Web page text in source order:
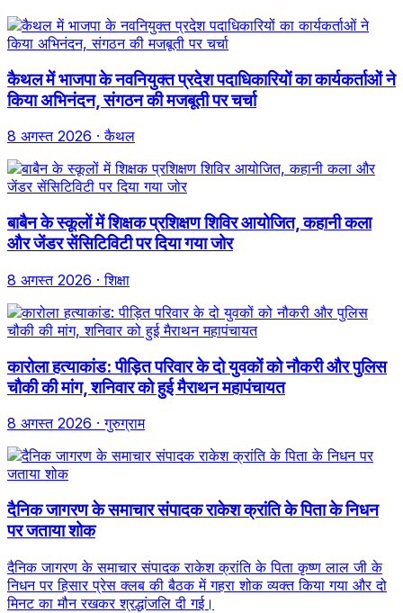
कैथल में भाजपा के नवनियुक्त प्रदेश पदाधिकारियों का कार्यकर्ताओं ने
किया अभिनंदन, संगठन की मजबूती पर चर्चा
8 अगस्त 2026 · कैथल
बाबैन के स्कूलों में शिक्षक प्रशिक्षण शिविर आयोजित, कहानी कला
और जेंडर सेंसिटिविटी पर दिया गया जोर
8 अगस्त 2026 · शिक्षा
कारोला हत्याकांड: पीड़ित परिवार के दो युवकों को नौकरी और पुलिस
चौकी की मांग, शनिवार को हुई मैराथन महापंचायत
8 अगस्त 2026 · गुरुग्राम
दैनिक जागरण के समाचार संपादक राकेश क्रांति के पिता के निधन
पर जताया शोक
दैनिक जागरण के समाचार संपादक राकेश क्रांति के पिता कृष्ण लाल जी के
निधन पर हिसार प्रेस क्लब की बैठक में गहरा शोक व्यक्त किया गया और दो
मिनट का मौन रखकर श्रद्धांजलि दी गई।